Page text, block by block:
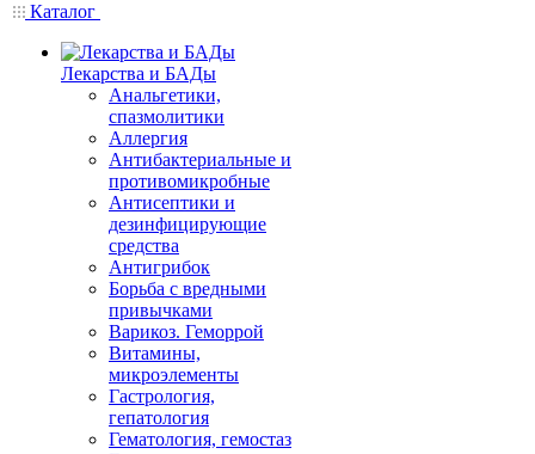
Каталог
Лекарства и БАДы
Анальгетики,
спазмолитики
Аллергия
Антибактериальные и
противомикробные
Антисептики и
дезинфицирующие
средства
Антигрибок
Борьба с вредными
привычками
Варикоз. Геморрой
Витамины,
микроэлементы
Гастрология,
гепатология
Гематология, гемостаз